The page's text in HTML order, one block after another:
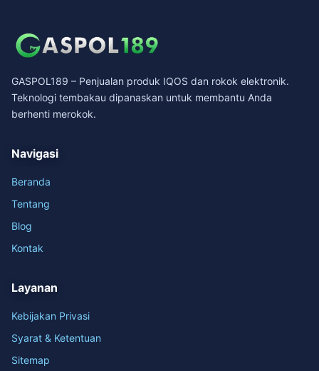
GASPOL189 – Penjualan produk IQOS dan rokok elektronik.
Teknologi tembakau dipanaskan untuk membantu Anda
berhenti merokok.
Navigasi
Beranda
Tentang
Blog
Kontak
Layanan
Kebijakan Privasi
Syarat & Ketentuan
Sitemap